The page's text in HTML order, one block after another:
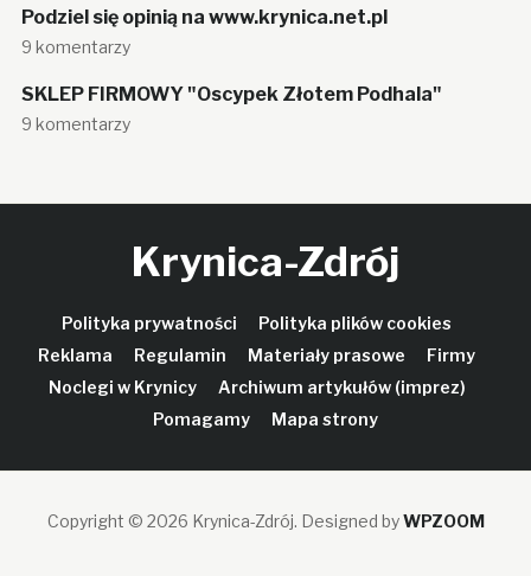
Podziel się opinią na www.krynica.net.pl
9 komentarzy
SKLEP FIRMOWY "Oscypek Złotem Podhala"
9 komentarzy
Krynica-Zdrój
Polityka prywatności
Polityka plików cookies
Reklama
Regulamin Materiały prasowe
Firmy
Noclegi w Krynicy
Archiwum artykułów (imprez)
Pomagamy
Mapa strony
Copyright © 2026 Krynica-Zdrój. Designed byWPZOOM